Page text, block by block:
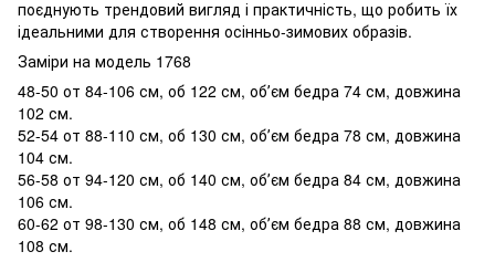
поєднують трендовий вигляд і практичність, що робить їх
ідеальними для створення осінньо-зимових образів.
Заміри на модель 1768
48-50 от 84-106 см, об 122 см, обʼєм бедра 74 см, довжина
102 см.
52-54 от 88-110 см, об 130 см, обʼєм бедра 78 см, довжина
104 см.
56-58 от 94-120 см, об 140 см, обʼєм бедра 84 см, довжина
106 см.
60-62 от 98-130 см, об 148 см, обʼєм бедра 88 см, довжина
108 см.